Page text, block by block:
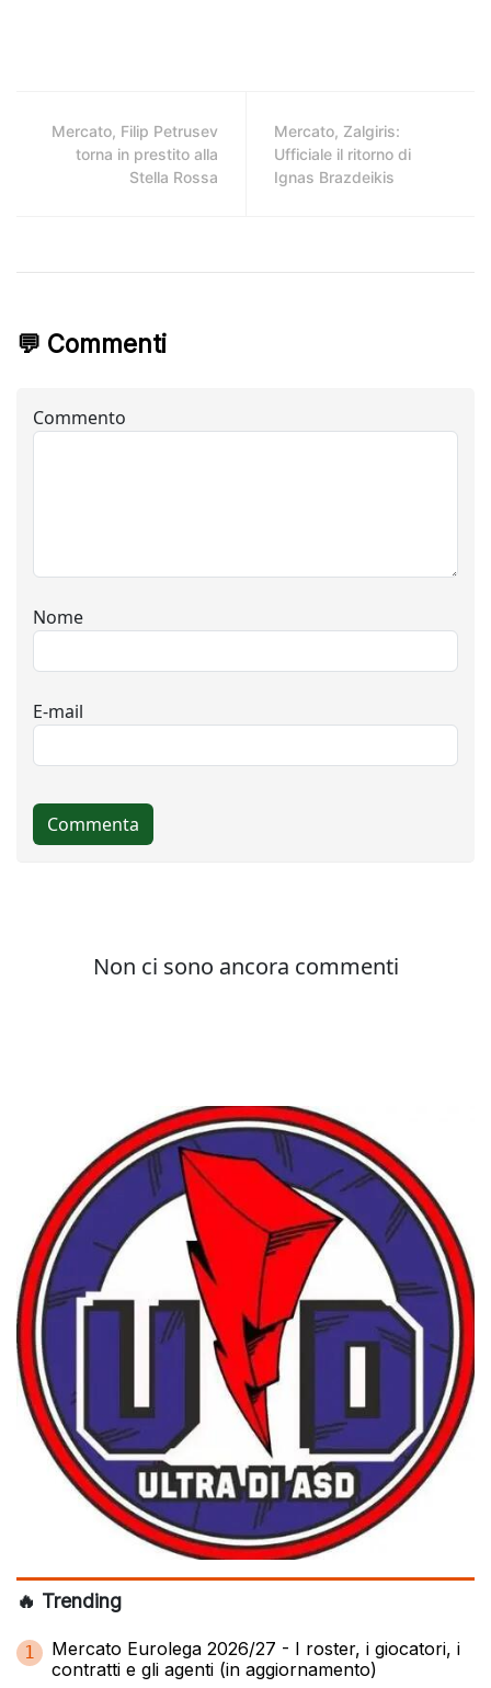
Mercato, Filip Petrusev
torna in prestito alla
Stella Rossa
Mercato, Zalgiris:
Ufficiale il ritorno di
Ignas Brazdeikis
💬 Commenti
🔥 Trending
1
Mercato Eurolega 2026/27 - I roster, i giocatori, i
contratti e gli agenti (in aggiornamento)